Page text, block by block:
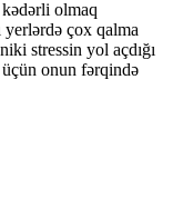
olmaq
çox qalma
stressin yol açdığı
onun fərqində